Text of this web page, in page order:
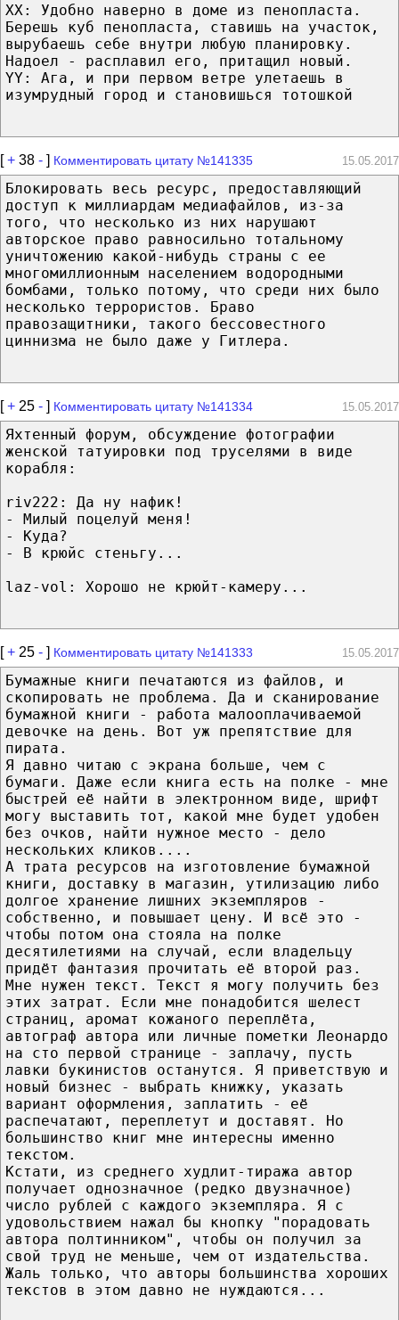
ХХ: Удобно наверно в доме из пенопласта.
Берешь куб пенопласта, ставишь на участок,
вырубаешь себе внутри любую планировку.
Надоел - расплавил его, притащил новый.
YY: Ага, и при первом ветре улетаешь в
изумрудный город и становишься тотошкой
[+ 38 - ] Комментировать цитату №141335 15.05.2017
Блокировать весь ресурс, предоставляющий
доступ к миллиардам медиафайлов, из-за
того, что несколько из них нарушают
авторское право равносильно тотальному
уничтожению какой-нибудь страны с ее
многомиллионным населением водородными
бомбами, только потому, что среди них было
несколько террористов. Браво
правозащитники, такого бессовестного
циннизма не было даже у Гитлера.
[+ 25 - ] Комментировать цитату №141334 15.05.2017
Яхтенный форум, обсуждение фотографии
женской татуировки под труселями в виде
корабля:
riv222: Да ну нафик!
- Милый поцелуй меня!
- Куда?
- В крюйс стеньгу...
laz-vol: Хорошо не крюйт-камеру...
[+ 25 - ] Комментировать цитату №141333 15.05.2017
Бумажные книги печатаются из файлов, и
скопировать не проблема. Да и сканирование
бумажной книги - работа малооплачиваемой
девочке на день. Вот уж препятствие для
пирата.
Я давно читаю с экрана больше, чем с
бумаги. Даже если книга есть на полке - мне
быстрей её найти в электронном виде, шрифт
могу выставить тот, какой мне будет удобен
без очков, найти нужное место - дело
нескольких кликов....
А трата ресурсов на изготовление бумажной
книги, доставку в магазин, утилизацию либо
долгое хранение лишних экземпляров -
собственно, и повышает цену. И всё это -
чтобы потом она стояла на полке
десятилетиями на случай, если владельцу
придёт фантазия прочитать её второй раз.
Мне нужен текст. Текст я могу получить без
этих затрат. Если мне понадобится шелест
страниц, аромат кожаного переплёта,
автограф автора или личные пометки Леонардо
на сто первой странице - заплачу, пусть
лавки букинистов останутся. Я приветствую и
новый бизнес - выбрать книжку, указать
вариант оформления, заплатить - её
распечатают, переплетут и доставят. Но
большинство книг мне интересны именно
текстом.
Кстати, из среднего худлит-тиража автор
получает однозначное (редко двузначное)
число рублей с каждого экземпляра. Я с
удовольствием нажал бы кнопку "порадовать
автора полтинником", чтобы он получил за
свой труд не меньше, чем от издательства.
Жаль только, что авторы большинства хороших
текстов в этом давно не нуждаются...